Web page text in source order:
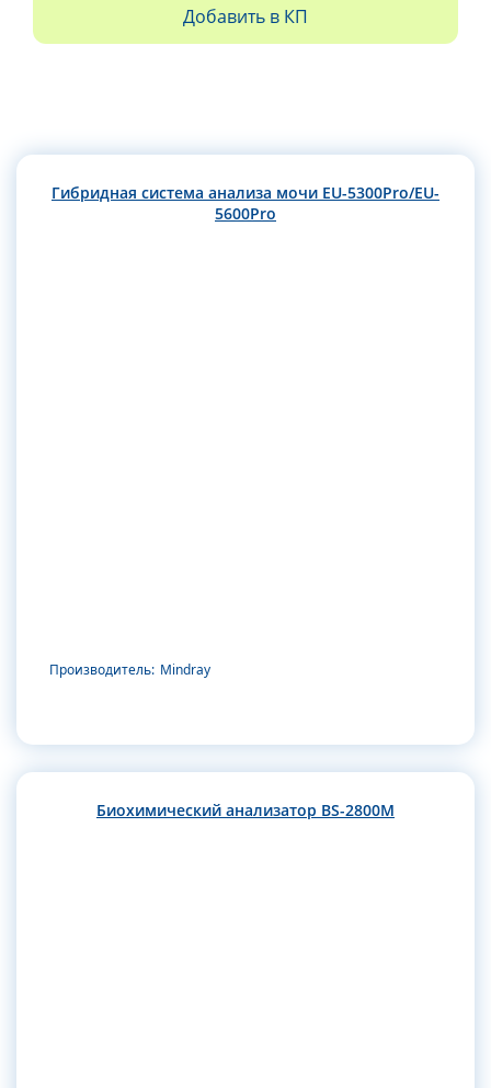
Добавить в КП
Гибридная система анализа мочи EU-5300Pro/EU-
5600Pro
Производитель: Mindray
Биохимический анализатор BS-2800M